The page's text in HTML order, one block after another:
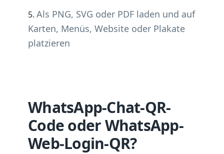
Als PNG, SVG oder PDF laden und auf
Karten, Menüs, Website oder Plakate
platzieren
WhatsApp-Chat-QR-
Code oder WhatsApp-
Web-Login-QR?